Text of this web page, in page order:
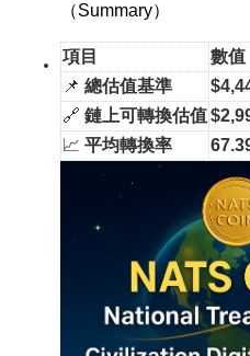
（Summary）
項目
數值
📌 總估值基準
🔗 鏈上可轉換估值
📈 平均轉換率